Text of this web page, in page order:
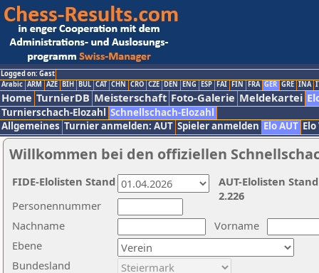
Logged on: Gast
Arabic ARM AZE BIH BUL CAT CHN CRO CZE DEN ENG ESP FAI FIN FRA GER GRE INA
Home TurnierDB Meisterschaft Foto-Galerie Meldekartei
Turnierschach-Elozahl Schnellschach-Elozahl
Allgemeines Turnier anmelden: AUT Spieler anmelden Elo AUT
Willkommen bei den offiziellen
Nachname
Vorname
Ebene
Personennummer
Bundesland
AUT-Elolisten
2.226
FIDE-Elolisten Stand